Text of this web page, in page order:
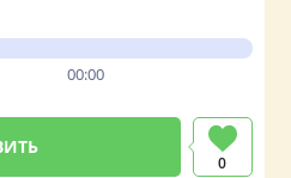
00:00
0